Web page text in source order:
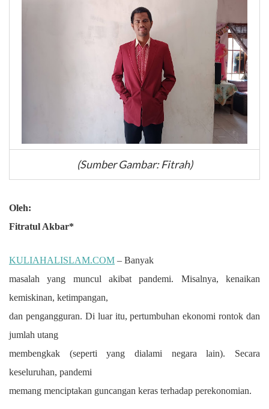
(Sumber Gambar: Fitrah)
Oleh:
Fitratul Akbar*
KULIAHALISLAM.COM – Banyak
masalah yang muncul akibat pandemi. Misalnya, kenaikan
kemiskinan, ketimpangan,
dan pengangguran. Di luar itu, pertumbuhan ekonomi rontok dan
jumlah utang
membengkak (seperti yang dialami negara lain). Secara
keseluruhan, pandemi
memang menciptakan guncangan keras terhadap perekonomian.